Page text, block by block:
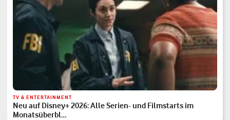
TV & ENTERTAINMENT
Neu auf Disney+ 2026: Alle Serien- und Filmstarts im
Monatsüberbl…